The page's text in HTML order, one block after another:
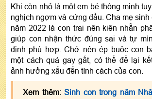
Khi còn nhỏ là một em bé thông minh
nghịch ngợm và cứng đầu. Cha mẹ sinh
năm 2022 là con trai nên kiên nhẫn
giúp con nhận thức đúng sai và tự
định phù hợp. Chớ nên ép buộc con
một cách quá gay gắt, có thể để lại
ảnh hưởng xấu đến tính cách của con.
Xem thêm: Sinh con trong năm